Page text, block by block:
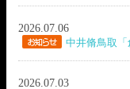
2026.07.06
中井脩鳥取
2026.07.03